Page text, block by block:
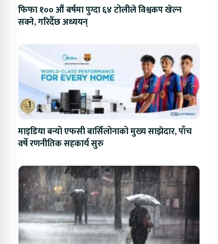
फिफा १०० औं बर्षमा पुग्दा ६४ टोलीले विश्वकप खेल्न
सक्ने, गरिदैँछ अध्ययन्
माइडिया बन्यो एफसी बार्सिलोनाको मुख्य साझेदार, पाँच
वर्षे रणनीतिक सहकार्य सुरु